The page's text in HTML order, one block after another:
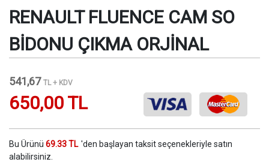
RENAULT FLUENCE CAM SO
BİDONU ÇIKMA ORJİNAL
541,67 TL + KDV
650,00 TL
Bu Ürünü 69.33 TL 'den başlayan taksit seçenekleriyle satın
alabilirsiniz.